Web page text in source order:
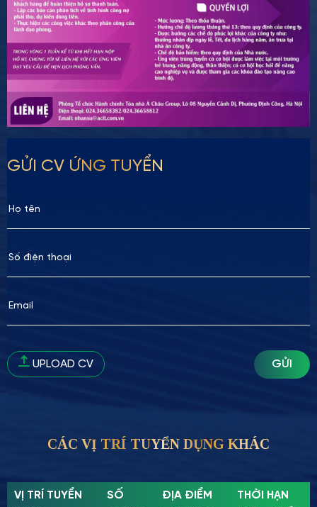
GỬI CV ỨNG TUYỂN
UPLOAD CV GỬI
CÁC VỊ TRÍ TUYỂN DỤNG KHÁC
VỊ TRÍ TUYỂN
SỐ
ĐỊA ĐIỂM
THỜI HẠN